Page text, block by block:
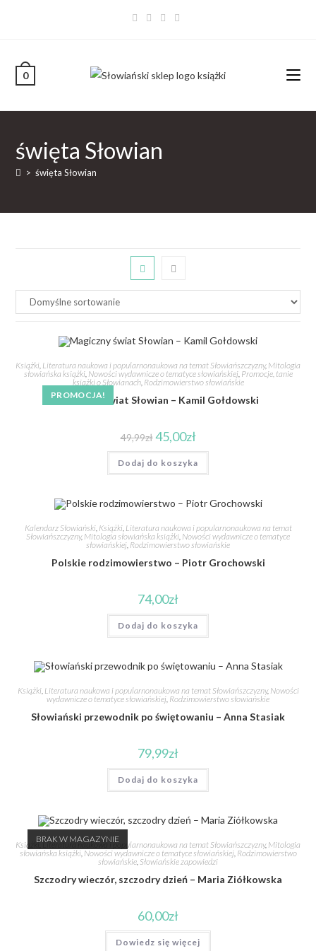
0
święta Słowian
> święta Słowian
PROMOCJA!
Książki, Literatura naukowa i popularnonaukowa na temat Słowiańszczyzny, Mitologia
słowiańska książki, Nowości wydawnicze o tematyce słowiańskiej, Promocje, tanie
książki o Słowianach, Rodzimowierstwo słowiańskie
Magiczny świat Słowian – Kamil Gołdowski
49,99zł 45,00zł
Dodaj do koszyka
Kalendarz Słowiański, Książki, Literatura naukowa i popularnonaukowa na temat
Słowiańszczyzny, Mitologia słowiańska książki, Nowości wydawnicze o tematyce
słowiańskiej, Rodzimowierstwo słowiańskie
Polskie rodzimowierstwo – Piotr Grochowski
74,00zł
Dodaj do koszyka
Książki, Literatura naukowa i popularnonaukowa na temat Słowiańszczyzny, Nowości
wydawnicze o tematyce słowiańskiej, Rodzimowierstwo słowiańskie
Słowiański przewodnik po świętowaniu – Anna Stasiak
79,99zł
Dodaj do koszyka
BRAK W MAGAZYNIE
Książki,Literatura naukowa i popularnonaukowa na temat Słowiańszczyzny, Mitologia
słowiańska książki, Nowości wydawnicze o tematyce słowiańskiej, Rodzimowierstwo
słowiańskie, Słowiańskie zapowiedzi
Szczodry wieczór, szczodry dzień – Maria Ziółkowska
60,00zł
Dowiedz się więcej